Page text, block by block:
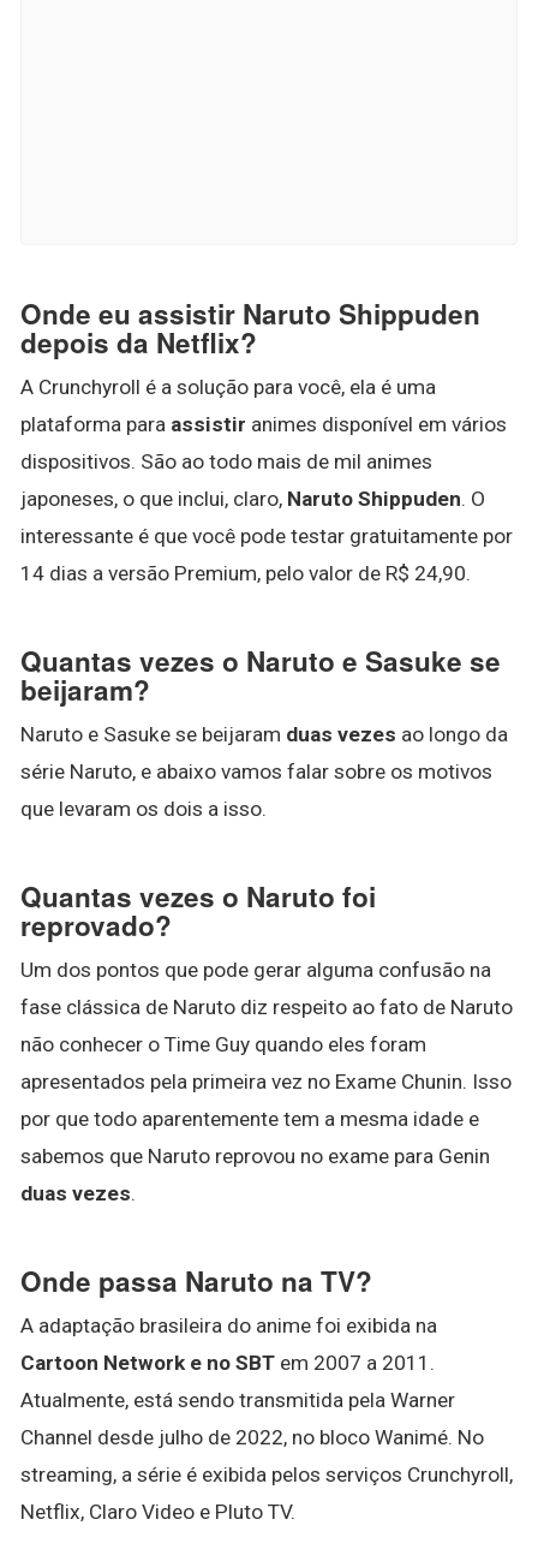
Onde eu assistir Naruto Shippuden
depois da Netflix?
A Crunchyroll é a solução para você, ela é uma
plataforma para assistir animes disponível em vários
dispositivos. São ao todo mais de mil animes
japoneses, o que inclui, claro, Naruto Shippuden. O
interessante é que você pode testar gratuitamente por
14 dias a versão Premium, pelo valor de R$ 24,90.
Quantas vezes o Naruto e Sasuke se
beijaram?
Naruto e Sasuke se beijaram duas vezes ao longo da
série Naruto, e abaixo vamos falar sobre os motivos
que levaram os dois a isso.
Quantas vezes o Naruto foi
reprovado?
Um dos pontos que pode gerar alguma confusão na
fase clássica de Naruto diz respeito ao fato de Naruto
não conhecer o Time Guy quando eles foram
apresentados pela primeira vez no Exame Chunin. Isso
por que todo aparentemente tem a mesma idade e
sabemos que Naruto reprovou no exame para Genin
duas vezes.
Onde passa Naruto na TV?
A adaptação brasileira do anime foi exibida na
Cartoon Network e no SBT em 2007 a 2011.
Atualmente, está sendo transmitida pela Warner
Channel desde julho de 2022, no bloco Wanimé. No
streaming, a série é exibida pelos serviços Crunchyroll,
Netflix, Claro Video e Pluto TV.